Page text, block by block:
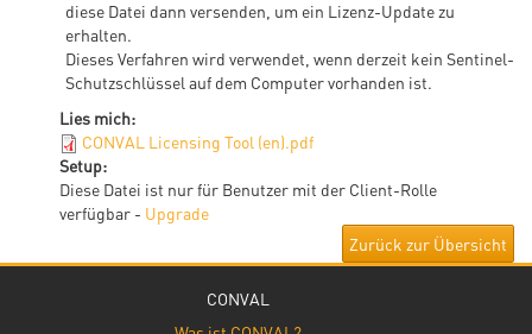
diese Datei dann versenden, um ein Lizenz-Update zu
erhalten.
Dieses Verfahren wird verwendet, wenn derzeit kein Sentinel-
Schutzschlüssel auf dem Computer vorhanden ist.
Lies mich:
CONVAL Licensing Tool (en).pdf
Setup:
Diese Datei ist nur für Benutzer mit der Client-Rolle
verfügbar - Upgrade
Zurück zur Übersicht
CONVAL